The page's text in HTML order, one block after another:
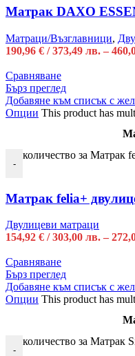
Матрак DAXO
Матраци/Възглавници,
190,96 € / 373,49 лв. –
Сравняване
Бърз преглед
Добавяне към списък с
Опции This product has
-
количество за Матрак
Матрак felia+
Двулицеви матраци
154,92 € / 303,00 лв. –
Сравняване
Бърз преглед
Добавяне към списък с
Опции This product has
-
количество за Матрак